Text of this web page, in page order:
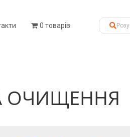
0 товарів
ОЧИЩЕННЯ